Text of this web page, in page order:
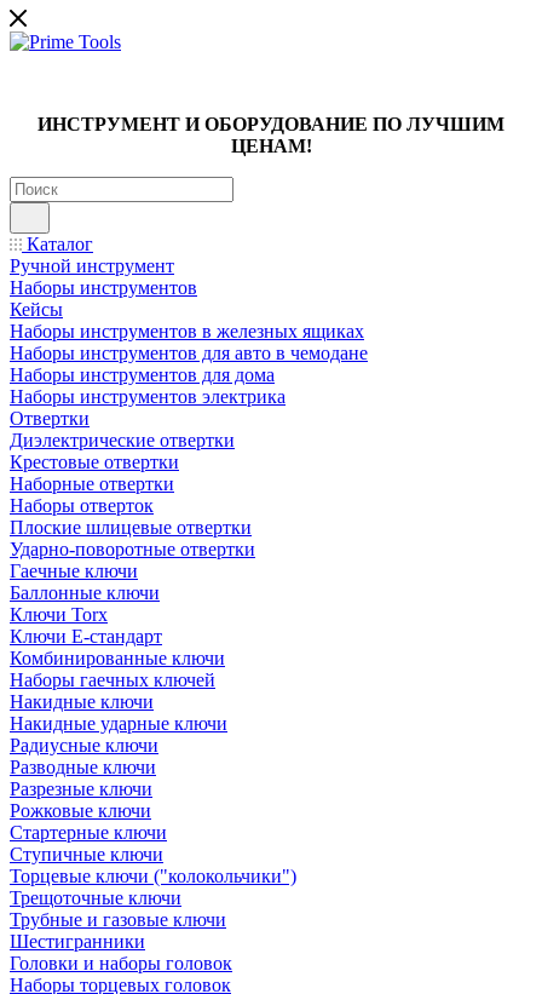
ИНСТРУМЕНТ И ОБОРУДОВАНИЕ ПО ЛУЧШИМ
ЦЕНАМ!
Каталог
Ручной инструмент
Наборы инструментов
Кейсы
Наборы инструментов в железных ящиках
Наборы инструментов для авто в чемодане
Наборы инструментов для дома
Наборы инструментов электрика
Отвертки
Диэлектрические отвертки
Крестовые отвертки
Наборные отвертки
Наборы отверток
Плоские шлицевые отвертки
Ударно-поворотные отвертки
Гаечные ключи
Баллонные ключи
Ключи Torx
Ключи Е-стандарт
Комбинированные ключи
Наборы гаечных ключей
Накидные ключи
Накидные ударные ключи
Радиусные ключи
Разводные ключи
Разрезные ключи
Рожковые ключи
Стартерные ключи
Ступичные ключи
Торцевые ключи ("колокольчики")
Трещоточные ключи
Трубные и газовые ключи
Шестигранники
Головки и наборы головок
Наборы торцевых головок